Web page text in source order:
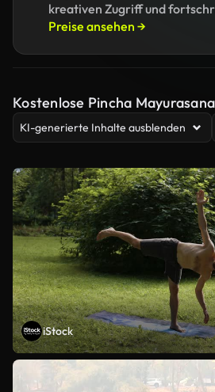
kreativen Zugriff und
Preise ansehen →
Kostenlose Pincha
KI-generierte Inhalte ausblenden
iStock